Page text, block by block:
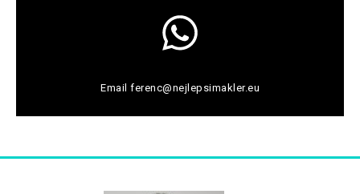
Email ferenc@nejlepsimakler.eu